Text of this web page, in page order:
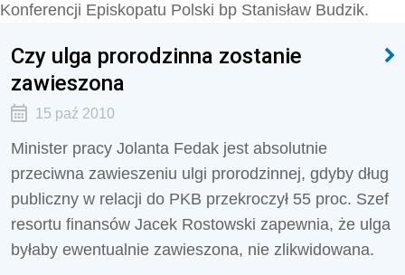
Konferencji Episkopatu Polski bp Stanisław Budzik.
Czy ulga prorodzinna zostanie
zawieszona
15 paź 2010
Minister pracy Jolanta Fedak jest absolutnie
przeciwna zawieszeniu ulgi prorodzinnej, gdyby dług
publiczny w relacji do PKB przekroczył 55 proc. Szef
resortu finansów Jacek Rostowski zapewnia, że ulga
byłaby ewentualnie zawieszona, nie zlikwidowana.